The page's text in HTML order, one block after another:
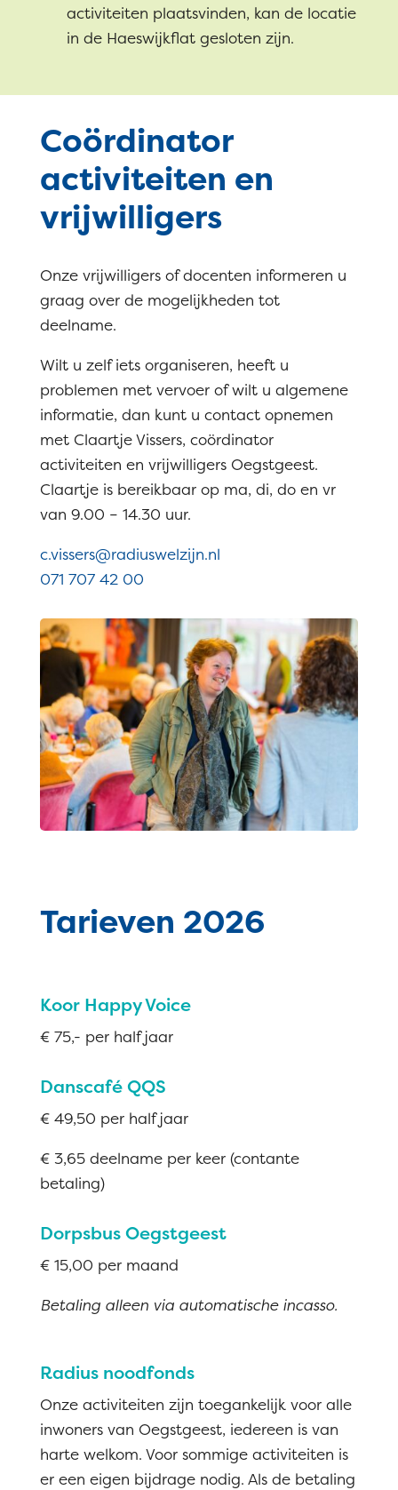
activiteiten plaatsvinden, kan de locatie
in de Haeswijkflat gesloten zijn.
Coördinator
activiteiten en
vrijwilligers
Onze vrijwilligers of docenten informeren u
graag over de mogelijkheden tot
deelname.
Wilt u zelf iets organiseren, heeft u
problemen met vervoer of wilt u algemene
informatie, dan kunt u contact opnemen
met Claartje Vissers, coördinator
activiteiten en vrijwilligers Oegstgeest.
Claartje is bereikbaar op ma, di, do en vr
van 9.00 – 14.30 uur.
c.vissers@radiuswelzijn.nl
071 707 42 00
Tarieven 2026
Koor Happy Voice
€ 75,- per half jaar
Danscafé QQS
€ 49,50 per half jaar
€ 3,65 deelname per keer (contante
betaling)
Dorpsbus Oegstgeest
€ 15,00 per maand
Betaling alleen via automatische incasso.
Radius noodfonds
Onze activiteiten zijn toegankelijk voor alle
inwoners van Oegstgeest, iedereen is van
harte welkom. Voor sommige activiteiten is
er een eigen bijdrage nodig. Als de betaling